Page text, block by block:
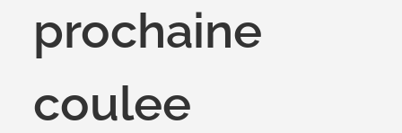
prochaine
coulee